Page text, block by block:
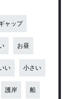
ャップ
お昼
い 小さい
護岸 船